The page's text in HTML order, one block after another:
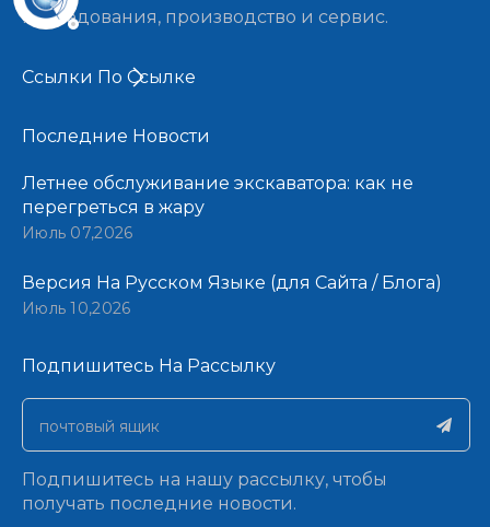
исследования, производство и сервис.
Ссылки По Ссылке
Последние Новости​​​​​​​
Летнее обслуживание экскаватора: как не
перегреться в жару
Июль 07,2026
Версия На Русском Языке (для Сайта / Блога)
Июль 10,2026
Подпишитесь На Рассылку​​​​​​​
Подпишитесь на нашу рассылку, чтобы
получать последние новости.